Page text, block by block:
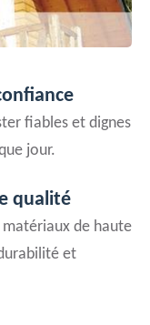
fiables et dignes
jour.
qualité
de haute
et